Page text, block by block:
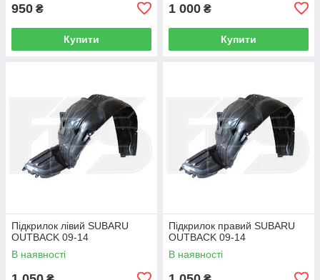
950 ₴
Купити
1 000 ₴
Купити
Підкрилок лівий SUBARU
OUTBACK 09-14
В наявності
Підкрилок правий SUBARU
OUTBACK 09-14
В наявності